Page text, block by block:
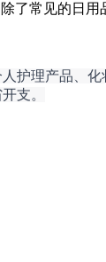
了常见的日
护理产品、
支。